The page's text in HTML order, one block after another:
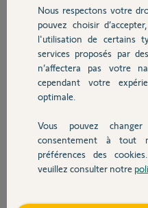
Chauffage
Autres produits
Devis avec un pro
Contact
fonctionné avec ce paramétrage
quelques jours ceux-ci ne se
(évolution du logiciel ou autre) ?
fonctionnalité ?
Pascal L.
il y a plus de 10 ans
Nous respectons votre
pouvez choisir
l'utilisation de certains
services proposés par
n’affectera pas votre
cependant votre
optimale.
Vous pouvez
consentement à tout
préférences des
veuillez consulter notre